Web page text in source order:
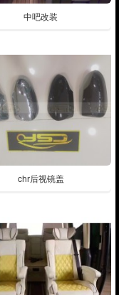
中吧改装
chr后视镜盖